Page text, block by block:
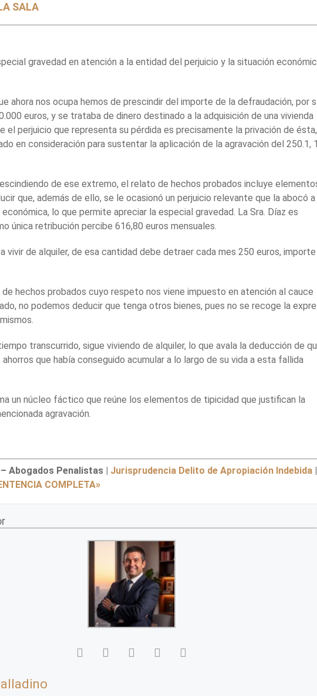
SALA
gravedad en atención a la entidad del perjuicio y la situación
ahora nos ocupa hemos de prescindir del importe de la defraudación, por
euros, y se trataba de dinero destinado a la adquisición de una vivienda
el perjuicio que representa su pérdida es precisamente la privación de
en consideración para sustentar la aplicación de la agravación del 250.1,
de ese extremo, el relato de hechos probados incluye
que, además de ello, se le ocasionó un perjuicio relevante que la abocó a
lo que permite apreciar la especial gravedad. La Sra. Díaz es
única retribución percibe 616,80 euros mensuales.
vivir de alquiler, de esa cantidad debe detraer cada mes 250 euros,
hechos probados cuyo respeto nos viene impuesto en atención al cauce
no podemos deducir que tenga otros bienes, pues no se recoge la
transcurrido, sigue viviendo de alquiler, lo que avala la deducción de
que había conseguido acumular a lo largo de su vida a esta fallida
un núcleo fáctico que reúne los elementos de tipicidad que justifican la
agravación.
Abogados Penalistas | Jurisprudencia Delito de Apropiación Indebida |
COMPLETA»